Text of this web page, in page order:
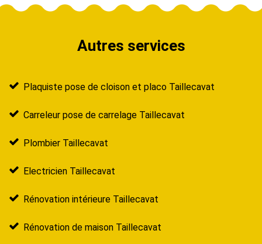
Autres services
Plaquiste pose de cloison et placo Taillecavat
Carreleur pose de carrelage Taillecavat
Plombier Taillecavat
Electricien Taillecavat
Rénovation intérieure Taillecavat
Rénovation de maison Taillecavat